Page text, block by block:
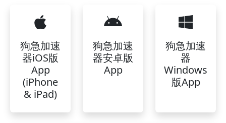
狗急加速
器iOS版
App
(iPhone
& iPad)
狗急加速
器安卓版
App
狗急加速
器
Windows
版App